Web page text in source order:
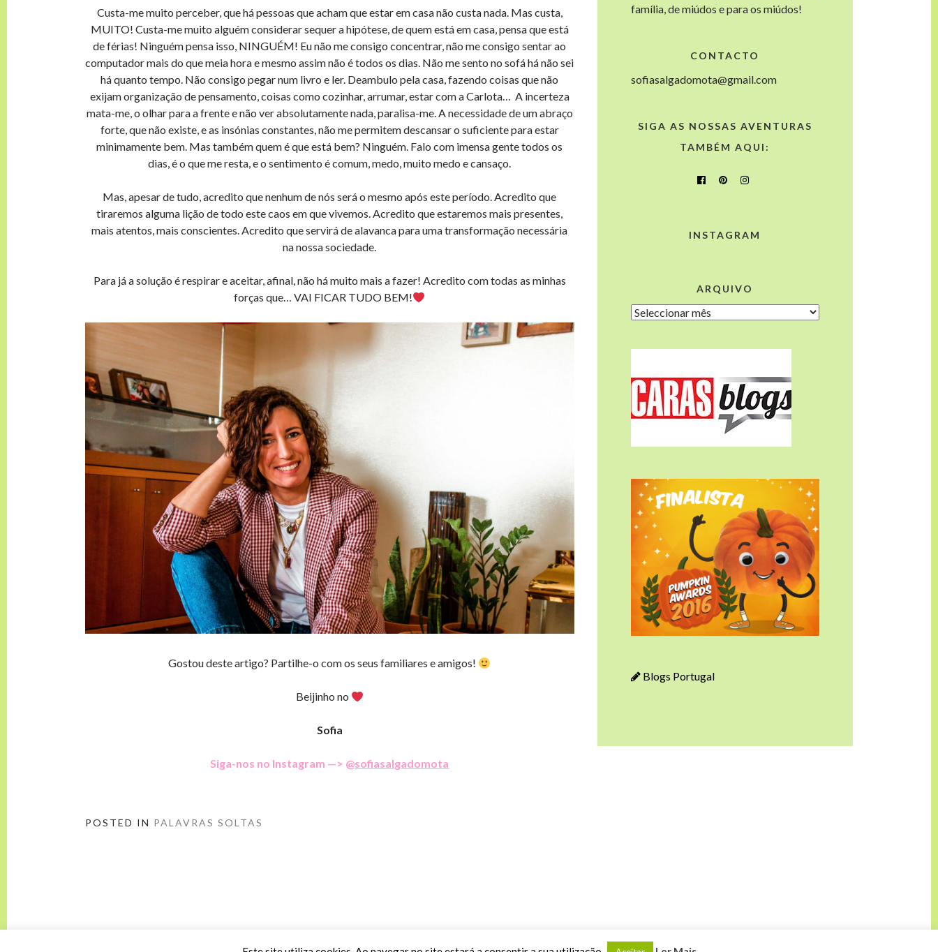
Custa-me muito perceber, que há pessoas que acham que estar em casa não custa nada. Mas custa,
MUITO! Custa-me muito alguém considerar sequer a hipótese, de quem está em casa, pensa que está
de férias! Ninguém pensa isso, NINGUÉM! Eu não me consigo concentrar, não me consigo sentar ao
computador mais do que meia hora e mesmo assim não é todos os dias. Não me sento no sofá há não sei
há quanto tempo. Não consigo pegar num livro e ler. Deambulo pela casa, fazendo coisas que não
exijam organização de pensamento, coisas como cozinhar, arrumar, estar com a Carlota… A incerteza
mata-me, o olhar para a frente e não ver absolutamente nada, paralisa-me. A necessidade de um abraço
forte, que não existe, e as insónias constantes, não me permitem descansar o suficiente para estar
minimamente bem. Mas também quem é que está bem? Ninguém. Falo com imensa gente todos os
dias, é o que me resta, e o sentimento é comum, medo, muito medo e cansaço.
Mas, apesar de tudo, acredito que nenhum de nós será o mesmo após este período. Acredito que
tiraremos alguma lição de todo este caos em que vivemos. Acredito que estaremos mais presentes,
mais atentos, mais conscientes. Acredito que servirá de alavanca para uma transformação necessária
na nossa sociedade.
Para já a solução é respirar e aceitar, afinal, não há muito mais a fazer! Acredito com todas as minhas
forças que… VAI FICAR TUDO BEM!
Gostou deste artigo? Partilhe-o com os seus familiares e amigos!
Beijinho no
Sofia
Siga-nos no Instagram —> @sofiasalgadomota
POSTED IN PALAVRAS SOLTAS
família, de miúdos e para os miúdos!
CONTACTO
sofiasalgadomota@gmail.com
SIGA AS NOSSAS AVENTURAS
TAMBÉM AQUI:
INSTAGRAM
ARQUIVO
Arquivo
Blogs Portugal